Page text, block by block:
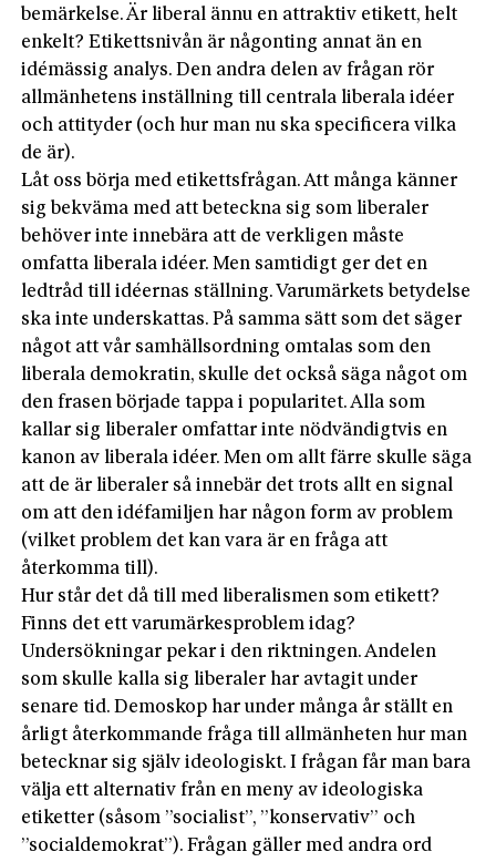
bemärkelse. Är liberal ännu en attraktiv etikett, helt
enkelt? Etikettsnivån är någonting annat än en
idémässig analys. Den andra delen av frågan rör
allmänhetens inställning till centrala liberala idéer
och attityder (och hur man nu ska specificera vilka
de är).
Låt oss börja med etikettsfrågan. Att många känner
sig bekväma med att beteckna sig som liberaler
behöver inte innebära att de verkligen måste
omfatta liberala idéer. Men samtidigt ger det en
ledtråd till idéernas ställning. Varumärkets betydelse
ska inte underskattas. På samma sätt som det säger
något att vår samhällsordning omtalas som den
liberala demokratin, skulle det också säga något om
den frasen började tappa i popularitet. Alla som
kallar sig liberaler omfattar inte nödvändigtvis en
kanon av liberala idéer. Men om allt färre skulle säga
att de är liberaler så innebär det trots allt en signal
om att den idéfamiljen har någon form av problem
(vilket problem det kan vara är en fråga att
återkomma till).
Hur står det då till med liberalismen som etikett?
Finns det ett varumärkesproblem idag?
Undersökningar pekar i den riktningen. Andelen
som skulle kalla sig liberaler har avtagit under
senare tid. Demoskop har under många år ställt en
årligt återkommande fråga till allmänheten hur man
betecknar sig själv ideologiskt. I frågan får man bara
välja ett alternativ från en meny av ideologiska
etiketter (såsom ”socialist”, ”konservativ” och
”socialdemokrat”). Frågan gäller med andra ord